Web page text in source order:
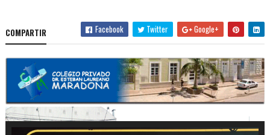
COMPARTIR Facebook Twitter Google+